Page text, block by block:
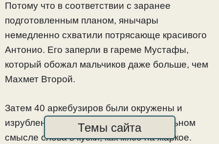
Потому что в соответствии с заранее
подготовленным планом, янычары
немедленно схватили потрясающе красивого
Антонио. Его заперли в гареме Мустафы,
который обожал мальчиков даже больше, чем
Махмет Второй.
Затем 40 аркебузиров были окружены и
изрублены в куски секирами. В буквальном
смысле слова в куски, как мясо на жаркое.
Темы сайта